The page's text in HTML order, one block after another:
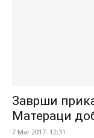
Заврши
Матераци
7 Mar 2017. 12:31